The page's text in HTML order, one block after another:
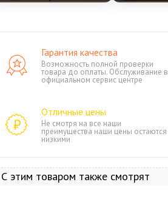
Гарантия качества
Возможность полной проверки
товара до оплаты. Обслуживание в
официальном сервис центре
Отличные цены
Не смотря на все наши
преимущества наши цены остаются
низкими
С этим товаром также смотрят